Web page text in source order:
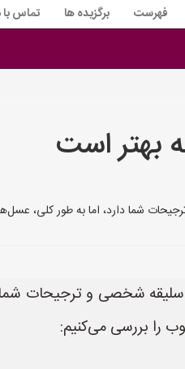
فهرست برگزیده ها تماس با
بهتر است
شما دارد، اما به طور کلی،
شخصی و ترجیحات
را بررسی می‌کنیم: